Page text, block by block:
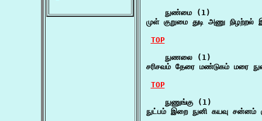
    நுண்மை (1)
முள் குறுமை துடி அணு
TOP
    நுணலை (1)
சரிசவம் தேரை மண்டுகம் மரை
TOP
    நுணுங்கு (1)
நுட்பம் இறை நுனி கயவு